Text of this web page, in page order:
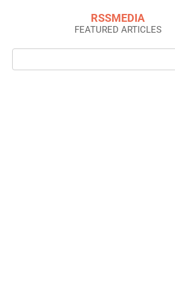
RSSMEDIA
FEATURED ARTICLES
Search: